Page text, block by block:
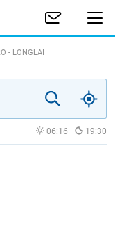
- LONGLAI
06:16 19:30